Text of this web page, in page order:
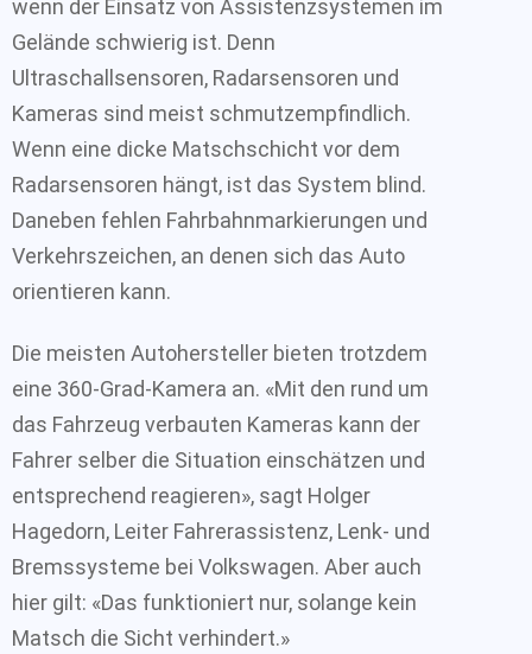
wenn der Einsatz von Assistenzsystemen im
Gelände schwierig ist. Denn
Ultraschallsensoren, Radarsensoren und
Kameras sind meist schmutzempfindlich.
Wenn eine dicke Matschschicht vor dem
Radarsensoren hängt, ist das System blind.
Daneben fehlen Fahrbahnmarkierungen und
Verkehrszeichen, an denen sich das Auto
orientieren kann.
Die meisten Autohersteller bieten trotzdem
eine 360-Grad-Kamera an. «Mit den rund um
das Fahrzeug verbauten Kameras kann der
Fahrer selber die Situation einschätzen und
entsprechend reagieren», sagt Holger
Hagedorn, Leiter Fahrerassistenz, Lenk- und
Bremssysteme bei Volkswagen. Aber auch
hier gilt: «Das funktioniert nur, solange kein
Matsch die Sicht verhindert.»